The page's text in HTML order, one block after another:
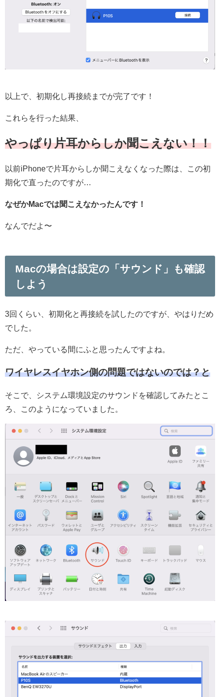
以上で、初期化し再接続までが完了です！
これらを行った結果、
やっぱり片耳からしか聞こえない！！
以前iPhoneで片耳からしか聞こえなくなった際は、この初
期化で直ったのですが…
なぜかMacでは聞こえなかったんです！
なんでだよ〜
Macの場合は設定の「サウンド」も確認
しよう
3回くらい、初期化と再接続を試したのですが、やはりだめ
でした。
ただ、やっている間にふと思ったんですよね。
ワイヤレスイヤホン側の問題ではないのでは？と
そこで、システム環境設定のサウンドを確認してみたとこ
ろ、このようになっていました。